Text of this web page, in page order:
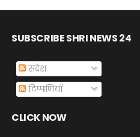
SUBSCRIBE SHRI NEWS 24
संदेश
टिप्पणियाँ
CLICK NOW